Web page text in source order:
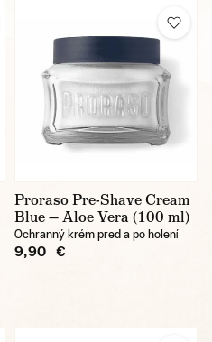
Proraso Pre-Shave Cream
Blue — Aloe Vera (100 ml)
Ochranný krém pred a po holení
9,90 €